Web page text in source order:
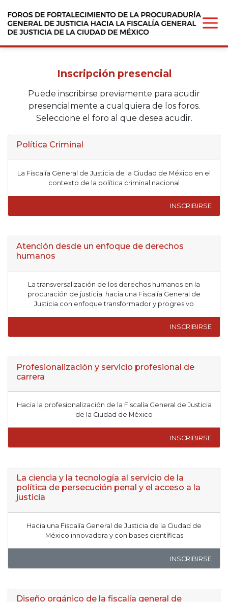
Inscripción presencial
Puede inscribirse previamente para acudir
presencialmente a cualquiera de los foros.
Seleccione el foro al que desea acudir.
Política Criminal
La Fiscalía General de Justicia de la Ciudad de México en el
contexto de la política criminal nacional
INSCRIBIRSE
Atención desde un enfoque de derechos
humanos
La transversalización de los derechos humanos en la
procuración de justicia: hacia una Fiscalía General de
Justicia con enfoque transformador y progresivo
INSCRIBIRSE
Profesionalización y servicio profesional de
carrera
Hacia la profesionalización de la Fiscalía General de Justicia
de la Ciudad de México
INSCRIBIRSE
La ciencia y la tecnología al servicio de la
política de persecución penal y el acceso a la
justicia
Hacia una Fiscalía General de Justicia de la Ciudad de
México innovadora y con bases científicas
INSCRIBIRSE
Diseño orgánico de la fiscalía general de